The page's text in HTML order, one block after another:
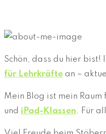
Schön, dass du hier
für Lehrkräfte an –
Mein Blog ist mein
und iPad-Klassen. Für